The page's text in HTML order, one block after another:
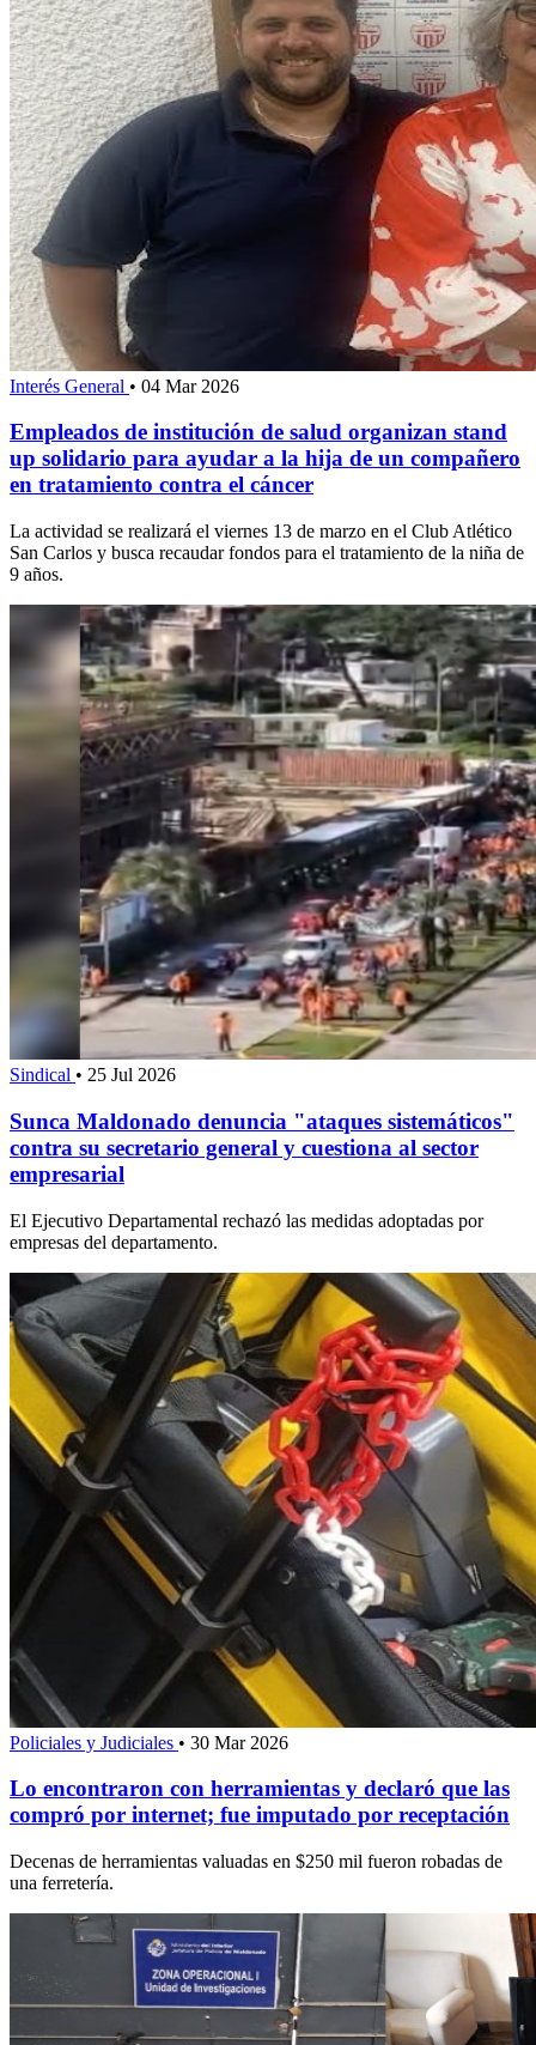
Interés General • 04 Mar 2026
Empleados de institución de salud organizan stand
up solidario para ayudar a la hija de un compañero
en tratamiento contra el cáncer
La actividad se realizará el viernes 13 de marzo en el Club Atlético
San Carlos y busca recaudar fondos para el tratamiento de la niña de
9 años.
Sindical • 25 Jul 2026
Sunca Maldonado denuncia "ataques sistemáticos"
contra su secretario general y cuestiona al sector
empresarial
El Ejecutivo Departamental rechazó las medidas adoptadas por
empresas del departamento.
Policiales y Judiciales • 30 Mar 2026
Lo encontraron con herramientas y declaró que las
compró por internet; fue imputado por receptación
Decenas de herramientas valuadas en $250 mil fueron robadas de
una ferretería.